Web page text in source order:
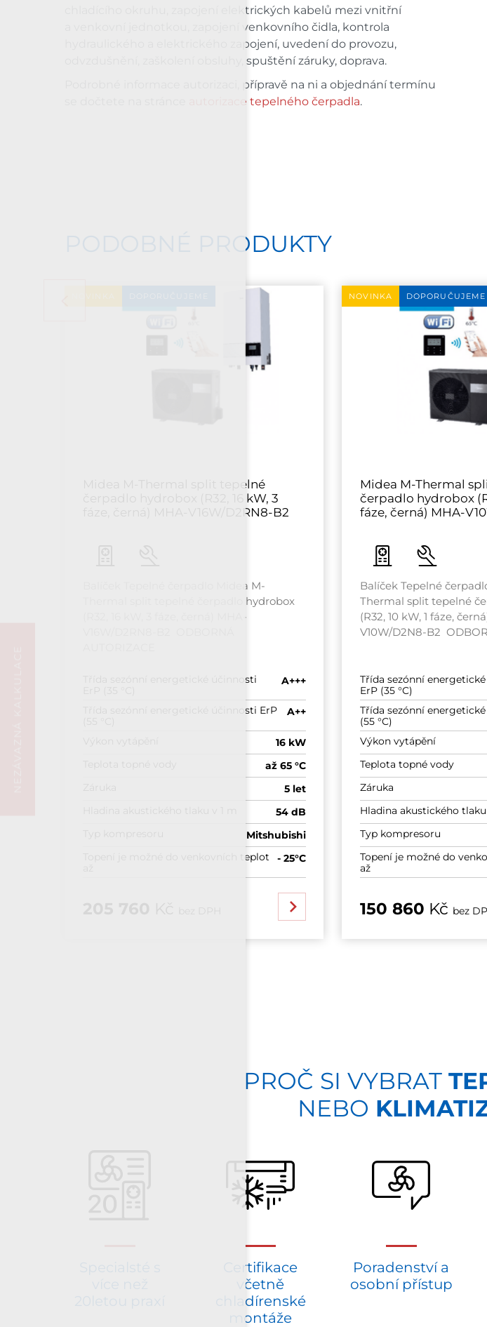
chladícího okruhu, zapojení elektrických kabelů mezi vnitřní
a venkovní jednotkou, zapojení venkovního čidla, kontrola
hydraulického a elektrického zapojení, uvedení do provozu,
odvzdušnění, zaškolení obsluhy, spuštění záruky, doprava.
Podrobné informace autorizaci, přípravě na ni a objednání termínu
autorizace tepelného čerpadla.
PODOBNÉ PRODUKTY
Midea M-Thermal split tepelné
čerpadlo hydrobox (R32, 16 kW, 3
fáze, černá) MHA-V16W/D2RN8-B2
Balíček Tepelné čerpadlo Midea M-
Thermal split tepelné čerpadlo hydrobox
(R32, 16 kW, 3 fáze, černá) MHA-
Třída sezónní energetické účinnosti
A+++
Třída sezónní energetické účinnosti ErP
A++
16 kW
až 65 °C
5 let
54 dB
Mitshubishi
Topení je možné do venkovních teplot
- 25°C
NOVINKA DOPORUČUJEME
Midea M-Thermal
čerpadlo hydrobox
fáze, černá) MHA-
Balíček Tepelné
Thermal split tepelné
(R32, 10 kW, 1 fáze,
V10W/D2N8-B2
Třída sezónní
ErP (35 °C)
Třída sezónní
(55 °C)
Výkon vytápění
Teplota topné vody
Záruka
Hladina akustického tlaku
Typ kompresoru
Topení je možné do
až
150 860 Kč bez
PROČ SI VYBRAT
NEBO
Certifikace
včetně
chladírenské
montáže
Poradenství a
osobní přístup